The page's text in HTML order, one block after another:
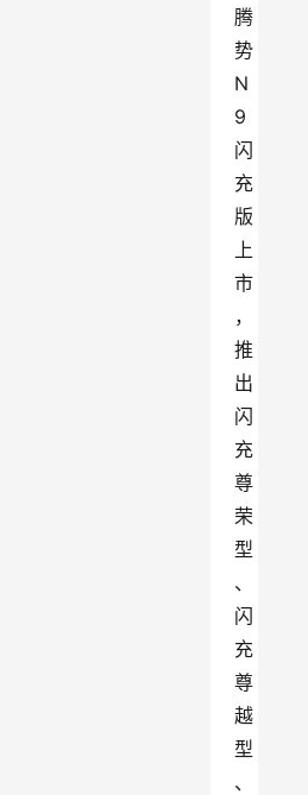
腾
势
N
9
闪
充
版
上
市
，
推
出
闪
充
尊
荣
型
、
闪
充
尊
越
型
、